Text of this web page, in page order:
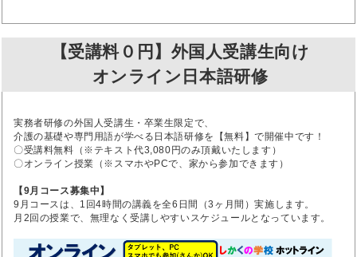
【受講料０円】外国人受講生向け
オンライン日本語研修
実務者研修の外国人受講生・卒業生限定で、
介護の基礎や専門用語が学べる日本語研修を【無料】で開催中です！
〇受講料無料（※テキスト代3,080円のみ頂戴いたします）
〇オンライン授業（※スマホやPCで、家から参加できます）
【9月コース募集中】
9月コースは、1回4時間の講義を全6日間（3ヶ月間）実施します。
月2回の授業で、無理なく受講しやすいスケジュールとなっています。